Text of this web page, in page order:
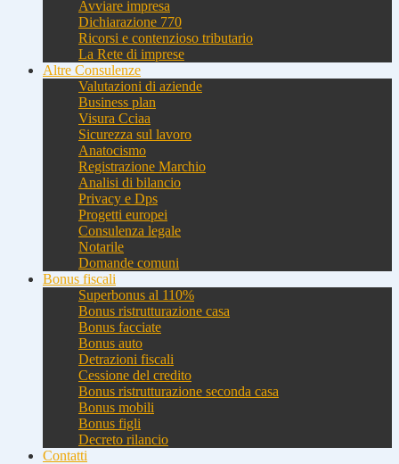
Avviare impresa
Dichiarazione 770
Ricorsi e contenzioso tributario
La Rete di imprese
Altre Consulenze
Valutazioni di aziende
Business plan
Visura Cciaa
Sicurezza sul lavoro
Anatocismo
Registrazione Marchio
Analisi di bilancio
Privacy e Dps
Progetti europei
Consulenza legale
Notarile
Domande comuni
Bonus fiscali
Superbonus al 110%
Bonus ristrutturazione casa
Bonus facciate
Bonus auto
Detrazioni fiscali
Cessione del credito
Bonus ristrutturazione seconda casa
Bonus mobili
Bonus figli
Decreto rilancio
Contatti